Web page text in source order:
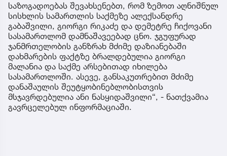
საზოგადოებას შევახსენებთ, რომ ზემოთ აღნიშნულ
სისხლის სამართლის საქმეზე ალექსანდრე
გაბაშვილი, გიორგი რიკაძე და დემეტრე ჩიქოვანი
სასამართლომ დამნაშავეებად ცნო. ჯგუფურად
ჯანმრთელობის განზრახ მძიმე დაზიანებაში
დახმარების ფაქტზე ბრალდებულია გიორგი
მალანია და საქმე არსებითად იხილება
სასამართლოში. ასევე, განსაკუთრებით მძიმე
დანაშაულის შეუტყობინებლობისთვის
მსჯავრდებულია ანი ნასყიდაშვილი“, - ნათქვამია
გავრცელებულ ინფორმაციაში.